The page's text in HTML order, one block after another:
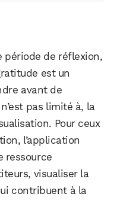
période de réflexion,
est un
avant de
pas limité à, la
Pour ceux
l’application
ressource
visualiser la
contribuent à la